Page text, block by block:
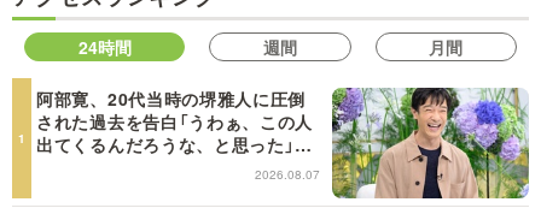
24時間 週間 月間
阿部寛、20代当時の堺雅人に圧倒
された過去を告白「うわぁ、この人
出てくるんだろうな、と思った」
2026.08.07